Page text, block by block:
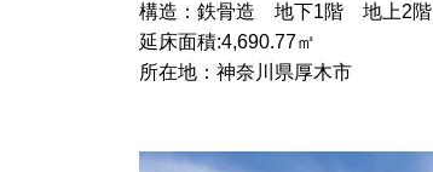
構造：鉄骨造 地下1階 地上2階
延床面積:4,690.77㎡
所在地：神奈川県厚木市